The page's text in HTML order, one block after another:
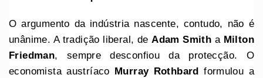
O argumento da indústria nascente, contudo, não é
unânime. A tradição liberal, deAdam Smith a Milton
Friedman, sempre desconfiou da protecção. O
economista austríaco
Murray Rothbard
formulou a